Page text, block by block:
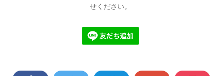
せください。